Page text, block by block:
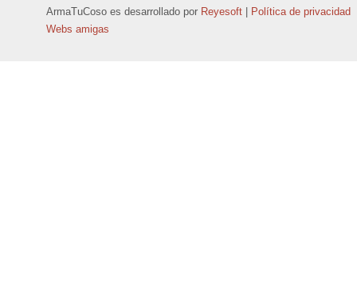
ArmaTuCoso es desarrollado por Reyesoft
Política de privacidad
Webs amigas